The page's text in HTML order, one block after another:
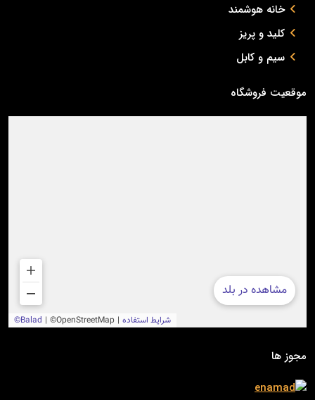
خانه هوشمند
کلید و پریز
سیم و کابل
موقعیت فروشگاه
مجوز ها